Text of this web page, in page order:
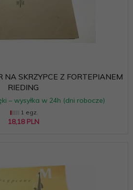
NA SKRZYPCE Z FORTEPIANEM
RIEDING
– wysyłka w 24h (dni robocze)
1 egz.
18,18 PLN